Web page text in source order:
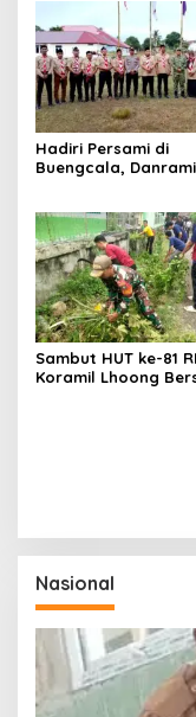
Hadiri Persami di
Buengcala,
Muda
Sambut HUT ke-81
Koramil Lhoong
Nasional